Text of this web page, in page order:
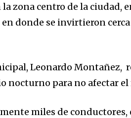
zona centro de la ciudad,
donde se invirtieron
Leonardo Montañez,
nocturno para no afectar
miles de conductores,